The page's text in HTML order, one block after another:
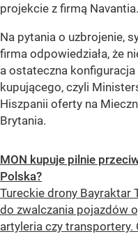
projekcie z firmą Navantia.
Na pytania o uzbrojenie,
firma odpowiedziała, że
a ostateczna
kupującego, czyli
Hiszpanii oferty na
Brytania.
MON kupuje pilnie
Polska?
Tureckie drony Bayraktar
do zwalczania pojazdów
artyleria czy transportery.